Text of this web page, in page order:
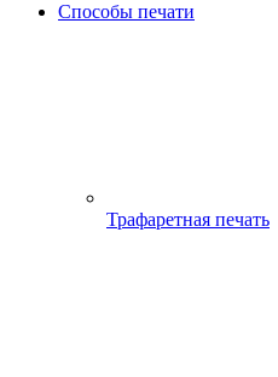
Способы печати
Трафаретная печать